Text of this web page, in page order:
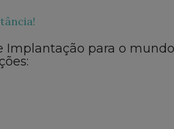
Implantação para o mundo